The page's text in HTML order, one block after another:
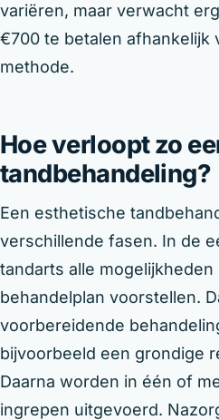
variëren, maar verwacht
€700 te betalen afhankelijk
methode.
Hoe verloopt zo
tandbehandeling?
Een esthetische
verschillende fasen. In de
tandarts alle
behandelplan voorstellen.
voorbereidende
bijvoorbeeld een grondige
Daarna worden in één of
ingrepen uitgevoerd.